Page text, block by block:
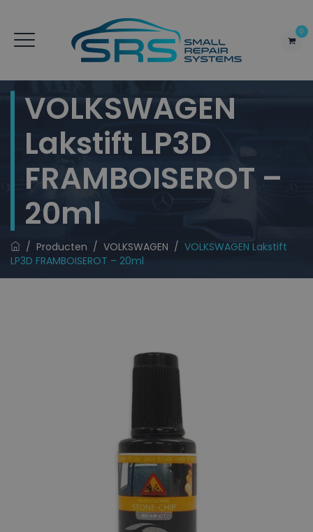
0
VOLKSWAGEN
Lakstift LP3D
FRAMBOISEROT –
20ml
/ Producten / VOLKSWAGEN / VOLKSWAGEN Lakstift
LP3D FRAMBOISEROT – 20ml